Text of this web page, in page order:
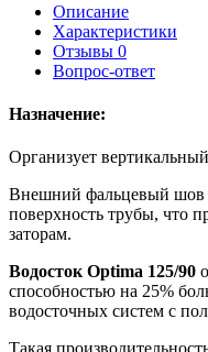
Описание
Характеристики
Отзывы 0
Вопрос-ответ
Назначение:
Организует
Внешний фальцевый шов
поверхность трубы, что
заторам.
Водосток Optima 125/90
способностью на 25%
водосточных систем с